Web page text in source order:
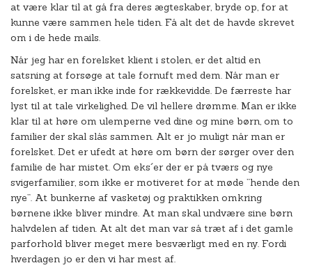
at være klar til at gå fra deres ægteskaber, bryde op, for at
kunne være sammen hele tiden. Få alt det de havde skrevet
om i de hede mails.
Når jeg har en forelsket klient i stolen, er det altid en
satsning at forsøge at tale fornuft med dem. Når man er
forelsket, er man ikke inde for rækkevidde. De færreste har
lyst til at tale virkelighed. De vil hellere drømme. Man er ikke
klar til at høre om ulemperne ved dine og mine børn, om to
familier der skal slås sammen. Alt er jo muligt når man er
forelsket. Det er ufedt at høre om børn der sørger over den
familie de har mistet. Om eks´er der er på tværs og nye
svigerfamilier, som ikke er motiveret for at møde ”hende den
nye”. At bunkerne af vasketøj og praktikken omkring
børnene ikke bliver mindre. At man skal undvære sine børn
halvdelen af tiden. At alt det man var så træt af i det gamle
parforhold bliver meget mere besværligt med en ny. Fordi
hverdagen jo er den vi har mest af.